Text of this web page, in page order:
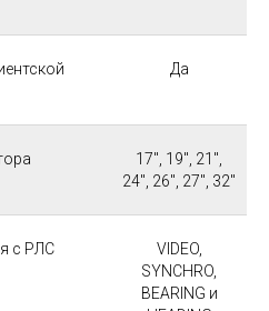
Да
17", 19", 21",
24", 26", 27", 32"
с РЛС
VIDEO,
SYNCHRO,
BEARING и